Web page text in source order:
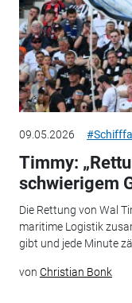
09.05.2026
Timmy:
schwierigem
Die Rettung von Wal
maritime Logistik
gibt und jede Minute
von Christian Bonk